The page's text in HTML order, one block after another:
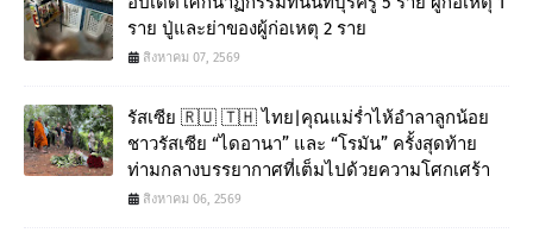
ราย ปู่และย่าของผู้ก่อเหตุ 2 ราย
สิงหาคม 07, 2569
รัสเซีย 🇷🇺 🇹🇭 ไทย|คุณแม่ร่ำไห้อำลาลูกน้อย
ชาวรัสเซีย “ไดอานา” และ “โรมัน” ครั้งสุดท้าย
ท่ามกลางบรรยากาศที่เต็มไปด้วยความโศกเศร้า
สิงหาคม 06, 2569